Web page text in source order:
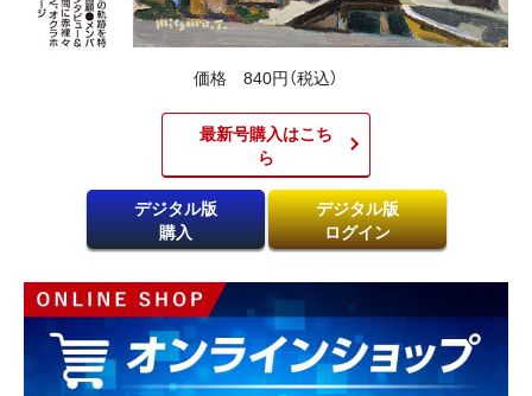
価格 840円（税込）
最新号購入はこち
ら​
デジタル版
購入
デジタル版
ログイン